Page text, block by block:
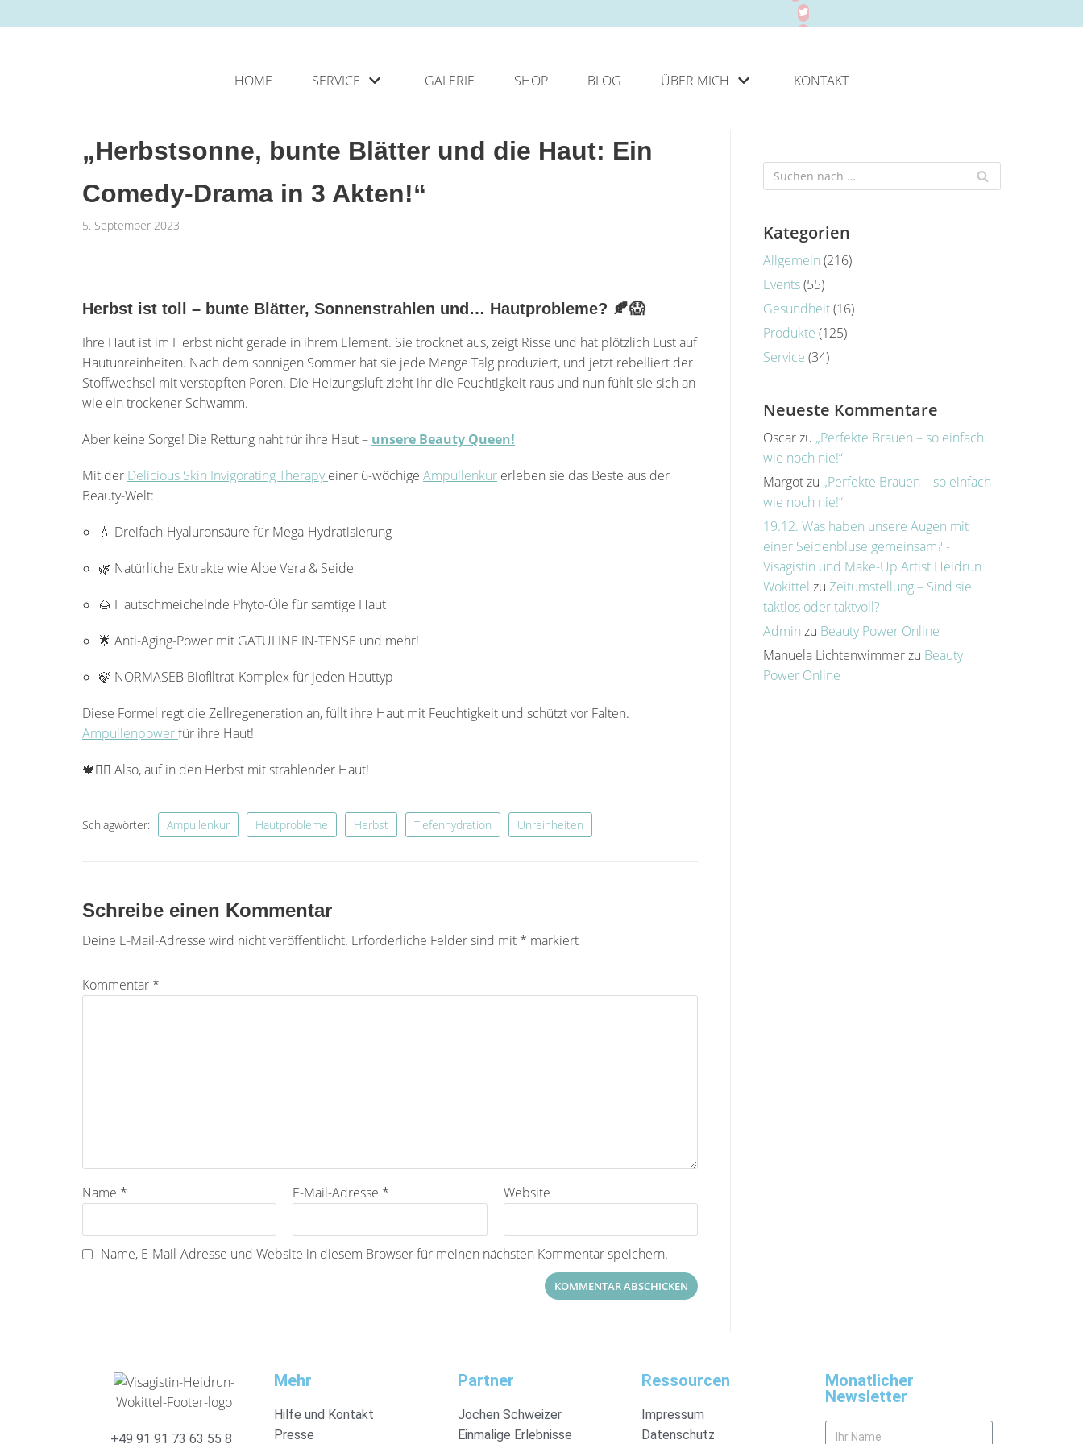
HOME
SERVICE GALERIE SHOP BLOG ÜBER MICH KONTAKT
„Herbstsonne, bunte Blätter und die Haut: Ein
Comedy-Drama in 3 Akten!“
5. September 2023
Herbst ist toll – bunte Blätter, Sonnenstrahlen und… Hautprobleme? 🍂😱
Ihre Haut ist im Herbst nicht gerade in ihrem Element. Sie trocknet aus, zeigt Risse und hat plötzlich Lust auf
Hautunreinheiten. Nach dem sonnigen Sommer hat sie jede Menge Talg produziert, und jetzt rebelliert der
Stoffwechsel mit verstopften Poren. Die Heizungsluft zieht ihr die Feuchtigkeit raus und nun fühlt sie sich an
wie ein trockener Schwamm.
Aber keine Sorge! Die Rettung naht für ihre Haut – unsere Beauty Queen!
Mit der Delicious Skin Invigorating Therapy einer 6-wöchige Ampullenkur erleben sie das Beste aus der
Beauty-Welt:
💧 Dreifach-Hyaluronsäure für Mega-Hydratisierung
🌿 Natürliche Extrakte wie Aloe Vera & Seide
🌰 Hautschmeichelnde Phyto-Öle für samtige Haut
🌟 Anti-Aging-Power mit GATULINE IN-TENSE und mehr!
🍃 NORMASEB Biofiltrat-Komplex für jeden Hauttyp
Diese Formel regt die Zellregeneration an, füllt ihre Haut mit Feuchtigkeit und schützt vor Falten.
Ampullenpowerfür ihre Haut!
🍁💆‍♀️ Also, auf in den Herbst mit strahlender Haut!
Schlagwörter: Ampullenkur Hautprobleme Herbst Tiefenhydration Unreinheiten
Schreibe einen Kommentar
Deine E-Mail-Adresse wird nicht veröffentlicht. Erforderliche Felder sind mit * markiert
Kommentar *
Name * E-Mail-Adresse * Website
Name, E-Mail-Adresse und Website in diesem Browser für meinen nächsten Kommentar speichern.
Kategorien
Allgemein (216)
Events(55)
Gesundheit(16)
Produkte (125)
Service (34)
Neueste Kommentare
Oscarzu „Perfekte Brauen – so einfach
wie noch nie!“
Margotzu „Perfekte Brauen – so einfach
wie noch nie!“
19.12. Was haben unsere Augen mit
einer Seidenbluse gemeinsam? -
Visagistin und Make-Up Artist Heidrun
Wokittel zu Zeitumstellung – Sind sie
taktlos oder taktvoll?
Admin zu Beauty Power Online
Manuela Lichtenwimmerzu Beauty
Power Online
+49 91 91 73 63 55 8
Mehr
Hilfe und Kontakt
Presse
Partner
Jochen Schweizer
Einmalige Erlebnisse
Ressourcen
Impressum
Datenschutz
Monatlicher
Newsletter